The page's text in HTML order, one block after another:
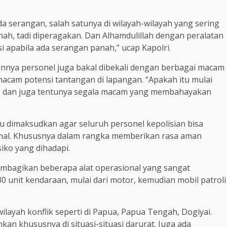
serangan, salah satunya di wilayah-wilayah yang sering
tadi diperagakan. Dan Alhamdulillah dengan peralatan
ada serangan panah,” ucap Kapolri.
personel juga bakal dibekali dengan berbagai macam
potensi tantangan di lapangan. “Apakah itu mulai
juga tentunya segala macam yang membahayakan
dimaksudkan agar seluruh personel kepolisian bisa
Khususnya dalam rangka memberikan rasa aman
yang dihadapi.
beberapa alat operasional yang sangat
unit kendaraan, mulai dari motor, kemudian mobil patroli
konflik seperti di Papua, Papua Tengah, Dogiyai.
khususnya di situasi-situasi darurat. Juga ada